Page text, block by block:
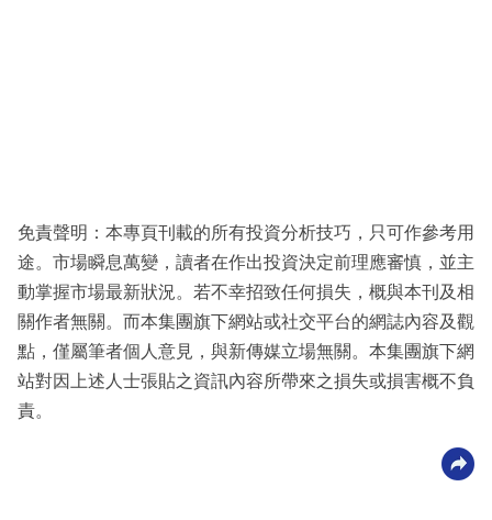
免責聲明：本專頁刊載的所有投資分析技巧，只可作參考用
途。市場瞬息萬變，讀者在作出投資決定前理應審慎，並主
動掌握市場最新狀況。若不幸招致任何損失，概與本刊及相
關作者無關。而本集團旗下網站或社交平台的網誌內容及觀
點，僅屬筆者個人意見，與新傳媒立場無關。本集團旗下網
站對因上述人士張貼之資訊內容所帶來之損失或損害概不負
責。